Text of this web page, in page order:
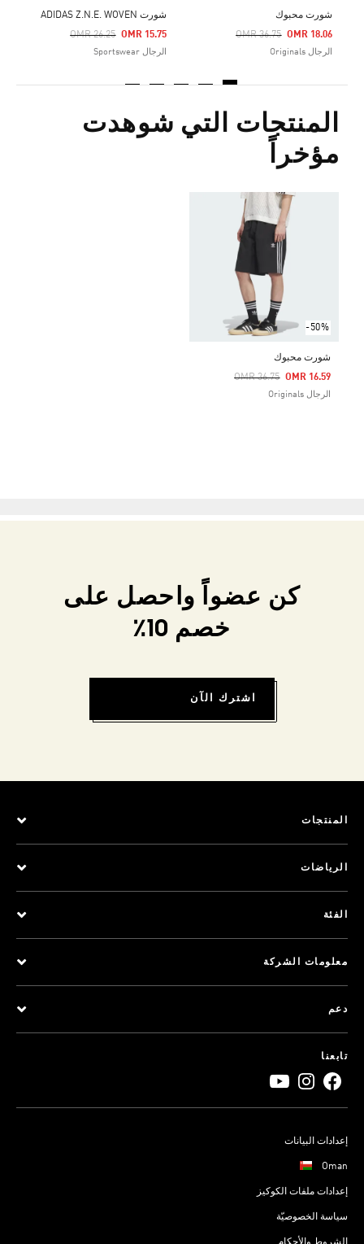
شورت محبوك
Price Reduced From
OMR 36.75
To OMR 18.06
الرجال Originals
شورت ADIDAS Z.N.E. WOVEN
Price Reduced From
OMR 26.25
To OMR 15.75
الرجال Sportswear
المنتجات التي شوهدت
مؤخراً
-50%
شورت محبوك
Price Reduced From
OMR 36.75
To OMR 16.59
الرجال Originals
كن عضواً واحصل على
خصم 10٪
اشترك الآن
المنتجات
الرياضات
الفئة
معلومات الشركة
دعم
تابعنا
إعدادات البيانات
Oman
إعدادات ملفات الكوكيز
سياسة الخصوصيّة